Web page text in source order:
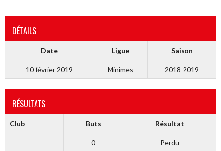
DÉTAILS
Date Ligue Saison
10 février 2019 Minimes 2018-2019
RÉSULTATS
Club Buts Résultat
0 Perdu